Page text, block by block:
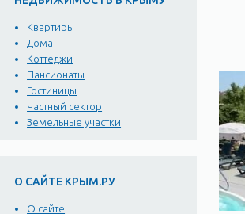
Квартиры
Дома
Коттеджи
Пансионаты
Гостиницы
Частный сектор
Земельные участки
О САЙТЕ КРЫМ.РУ
О сайте